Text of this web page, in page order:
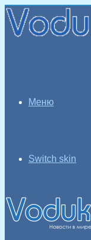
Меню
Switch skin